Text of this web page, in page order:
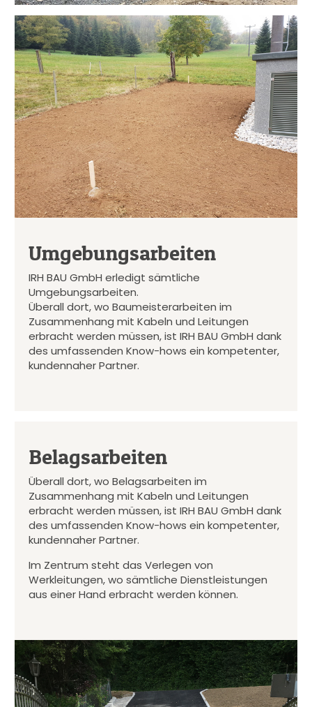
Umgebungsarbeiten
IRH BAU GmbH erledigt sämtliche
Umgebungsarbeiten.
Überall dort, wo Baumeisterarbeiten im
Zusammenhang mit Kabeln und Leitungen
erbracht werden müssen, ist IRH BAU GmbH dank
des umfassenden Know-hows ein kompetenter,
kundennaher Partner.
Belagsarbeiten
Überall dort, wo Belagsarbeiten im
Zusammenhang mit Kabeln und Leitungen
erbracht werden müssen, ist IRH BAU GmbH dank
des umfassenden Know-hows ein kompetenter,
kundennaher Partner.
Im Zentrum steht das Verlegen von
Werkleitungen, wo sämtliche Dienstleistungen
aus einer Hand erbracht werden können.